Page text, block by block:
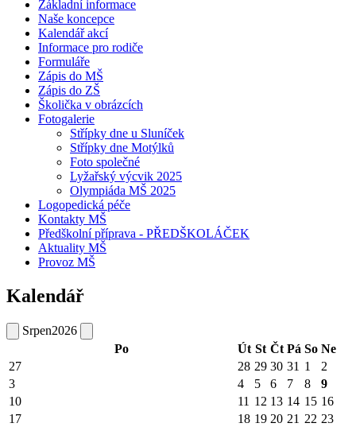
Základní informace
Naše koncepce
Kalendář akcí
Informace pro rodiče
Formuláře
Zápis do MŠ
Zápis do ZŠ
Školička v obrázcích
Fotogalerie
Střípky dne u Sluníček
Střípky dne Motýlků
Foto společné
Lyžařský výcvik 2025
Olympiáda MŠ 2025
Logopedická péče
Kontakty MŠ
Předškolní příprava - PŘEDŠKOLÁČEK
Aktuality MŠ
Provoz MŠ
Kalendář
Srpen2026
Po
Út St Čt Pá So Ne
27
28 29 30 31 1
2
3
4 5 6 7 8
9
10
11 12 13 14 15 16
17
18 19 20 21 22 23